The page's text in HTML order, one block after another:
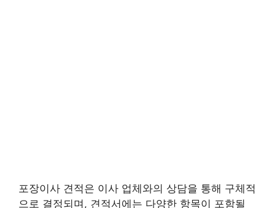
포장이사 견적은 이사 업체와의 상담을 통해 구체적
으로 결정되며, 견적서에는 다양한 항목이 포함될